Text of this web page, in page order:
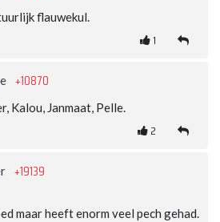
flauwekul.
1
+10870
Kalou, Janmaat, Pelle.
2
+19139
maar heeft enorm veel pech gehad.